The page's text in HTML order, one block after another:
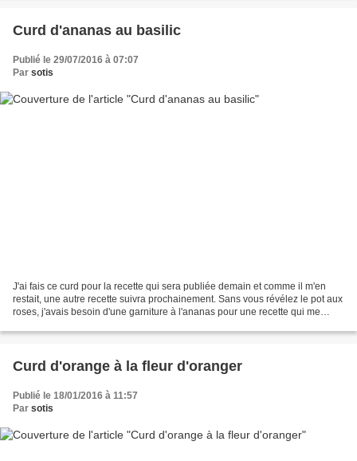
Curd d'ananas au basilic
Publié le 29/07/2016 à 07:07
Par sotis
J'ai fais ce curd pour la recette qui sera publiée demain et comme il m'en
restait, une autre recette suivra prochainement. Sans vous révélez le pot aux
roses, j'avais besoin d'une garniture à l'ananas pour une recette qui me
Curd d'orange à la fleur d'oranger
Publié le 18/01/2016 à 11:57
Par sotis